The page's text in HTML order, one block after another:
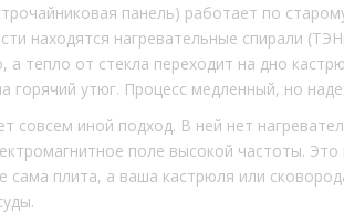
панель) работает по
находятся нагревательные спирали
а тепло от стекла переходит на дно
горячий утюг. Процесс медленный, но
совсем иной подход. В ней нет
поле высокой частоты.
сама плита, а ваша кастрюля или